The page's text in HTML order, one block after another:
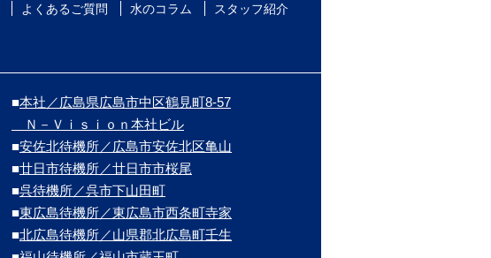
よくあるご質問 水のコラム
スタッフ紹介
■本社／広島県広島市中区鶴見町8-57
Ｎ－Ｖｉｓｉｏｎ本社ビル
■安佐北待機所／広島市安佐北区亀山
■廿日市待機所／廿日市市桜尾
■呉待機所／呉市下山田町
■東広島待機所／東広島市西条町寺家
■北広島待機所／山県郡北広島町壬生